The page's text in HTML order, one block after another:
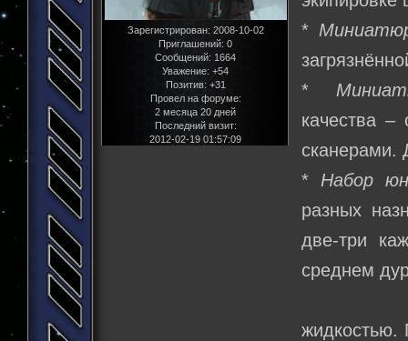
Зарегистрирован: 2008-10-02
Приглашений: 0
Сообщений: 1664
Уважение: +54
Позитив: +31
Провел на форуме:
2 месяца 20 дней
Последний визит:
2012-02-19 01:57:09
*
*
качества –
сканерами.
* Набор
разных
две-три
среднем
жидкостью.